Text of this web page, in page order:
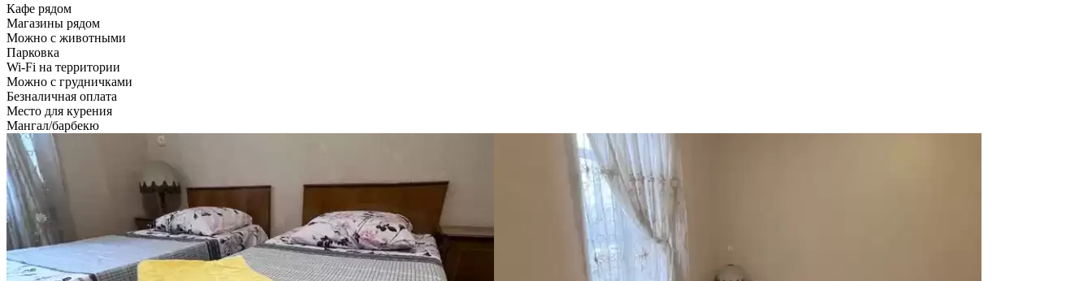
Кафе рядом
Магазины рядом
Можно с животными
Парковка
Wi-Fi на территории
Можно с грудничками
Безналичная оплата
Место для курения
Мангал/барбекю